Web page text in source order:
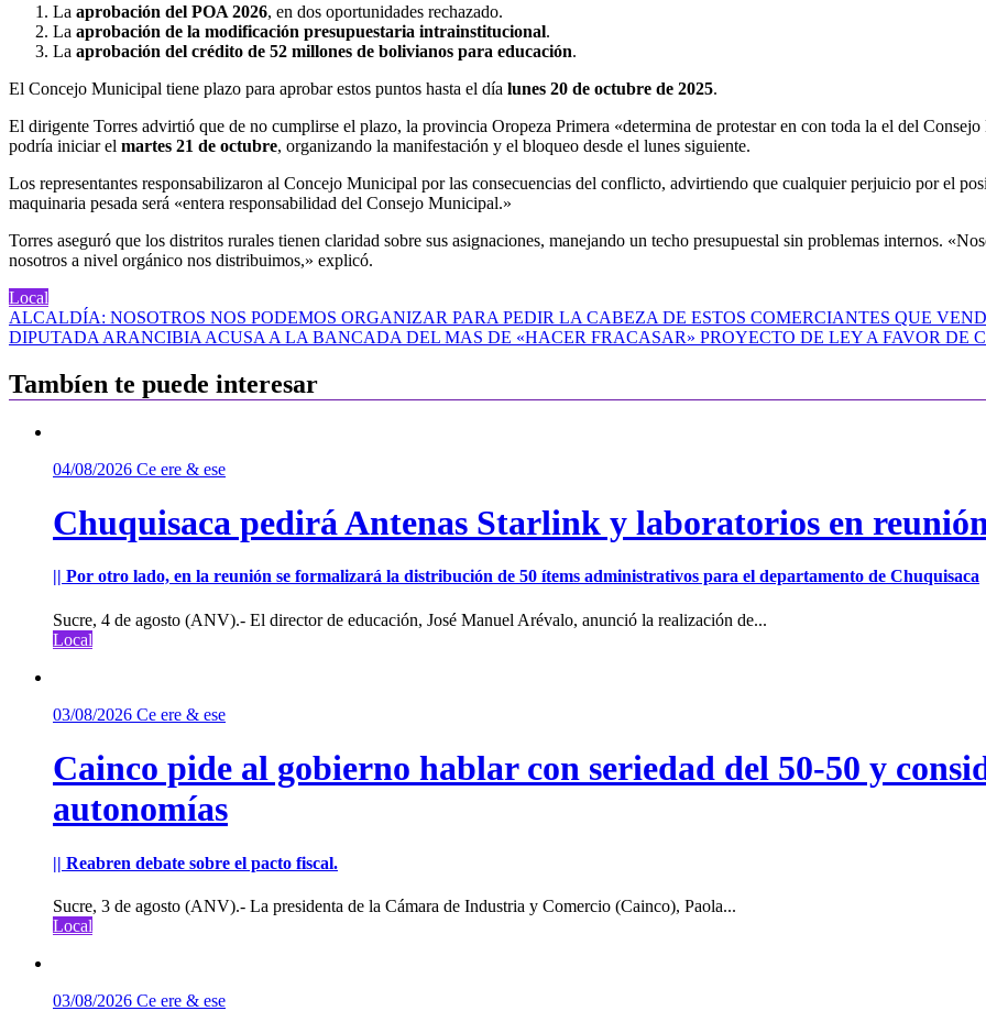
La aprobación del POA 2026, en dos oportunidades rechazado.
La aprobación de la modificación presupuestaria intrainstitucional.
La aprobación del crédito de 52 millones de bolivianos para educación.
El Concejo Municipal tiene plazo para aprobar estos puntos hasta el día lunes 20 de octubre de 2025.
El dirigente Torres advirtió que de no cumplirse el plazo, la provincia Oropeza Primera «determina de protestar en con toda la el del
podría iniciar el martes 21 de octubre, organizando la manifestación y el bloqueo desde el lunes siguiente.
Los representantes responsabilizaron al Concejo Municipal por las consecuencias del conflicto, advirtiendo que cualquier perjuicio por el
maquinaria pesada será «entera responsabilidad del Consejo Municipal.»
Torres aseguró que los distritos rurales tienen claridad sobre sus asignaciones, manejando un techo presupuestal sin problemas internos.
nosotros a nivel orgánico nos distribuimos,» explicó.
Local
Navegación
de
entradas
ALCALDÍA: NOSOTROS NOS PODEMOS ORGANIZAR PARA PEDIR LA CABEZA DE ESTOS COMERCIANTES QUE
DIPUTADA ARANCIBIA ACUSA A LA BANCADA DEL MAS DE «HACER FRACASAR» PROYECTO DE LEY A FAVOR DE
Tambíen te puede interesar
04/08/2026 Ce ere & ese
Chuquisaca pedirá Antenas Starlink y laboratorios en
|| Por otro lado, en la reunión se formalizará la distribución de 50 ítems administrativos para el departamento de Chuquisaca
Sucre, 4 de agosto (ANV).- El director de educación, José Manuel Arévalo, anunció la realización de...
Local
03/08/2026 Ce ere & ese
Cainco pide al gobierno hablar con seriedad del 50-50 y
autonomías
|| Reabren debate sobre el pacto fiscal.
Sucre, 3 de agosto (ANV).- La presidenta de la Cámara de Industria y Comercio (Cainco), Paola...
Local
03/08/2026 Ce ere & ese